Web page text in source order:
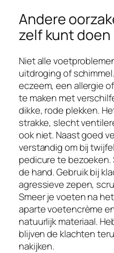
Andere
zelf kunt doen
Niet alle
uitdroging of
eczeem, een allergie
te maken met
dikke, rode plekken.
strakke, slecht
ook niet. Naast goed
verstandig om bij
pedicure te bezoeken.
de hand. Gebruik bij
agressieve zepen,
Smeer je voeten na
aparte voetencrème
natuurlijk materiaal.
blijven de klachten
nakijken.